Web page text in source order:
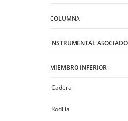
COLUMNA
INSTRUMENTAL ASOCIADO
MIEMBRO INFERIOR
Cadera
Rodilla